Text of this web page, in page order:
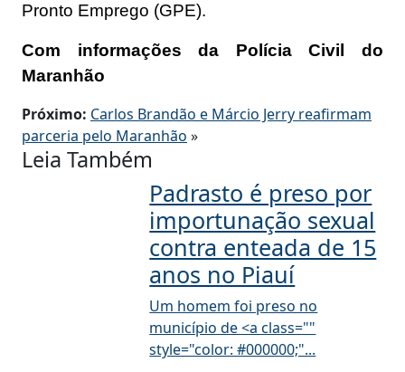
Pronto Emprego (GPE).
Com informações da Polícia Civil do
Maranhão
Próximo: Carlos Brandão e Márcio Jerry reafirmam
parceria pelo Maranhão »
Leia Também
Padrasto é preso por
importunação sexual
contra enteada de 15
anos no Piauí
Um homem foi preso no
município de <a class=""
style="color: #000000;"...